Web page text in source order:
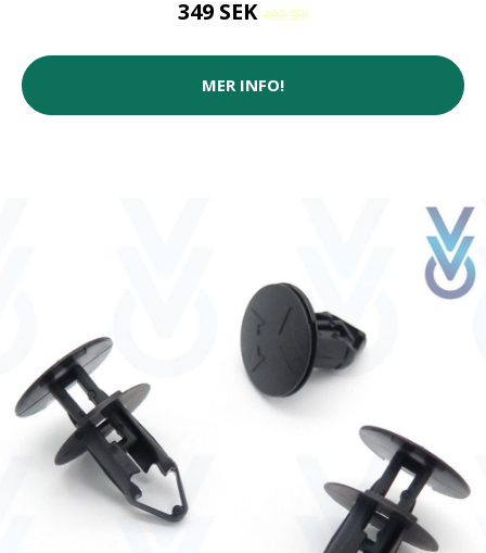
349 SEK499 SEK
MER INFO!